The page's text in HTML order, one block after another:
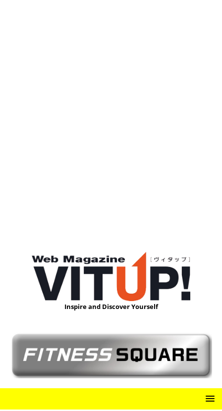
Inspire and Discover Yourself